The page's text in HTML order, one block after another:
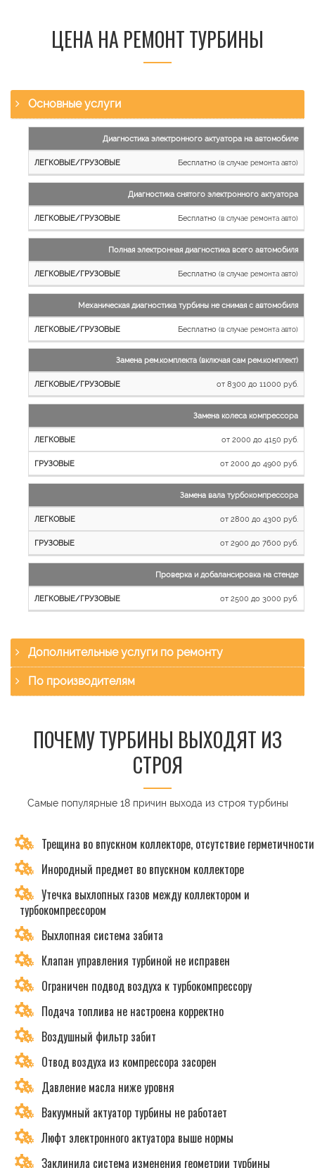
ЦЕНА НА РЕМОНТ ТУРБИНЫ
Основные услуги
работы
Легковые
и
Грузовые
автомобили
Диагностика электронного актуатора на автомобиле
Бесплатно (в случае ремонта авто)
Диагностика снятого электронного актуатора
Бесплатно (в случае ремонта авто)
Полная электронная диагностика всего автомобиля
Бесплатно (в случае ремонта авто)
Механическая диагностика турбины не снимая с автомобиля
Бесплатно (в случае ремонта авто)
Замена рем.комплекта (включая сам рем.комплект)
от 8300 до 11000 руб.
Замена колеса компрессора
от 2000 до 4150 руб.
от 2000 до 4900 руб.
Замена вала турбокомпрессора
от 2800 до 4300 руб.
от 2900 до 7600 руб.
Проверка и добалансировка на стенде
от 2500 до 3000 руб.
Дополнительные услуги по ремонту
По производителям
ПОЧЕМУ ТУРБИНЫ ВЫХОДЯТ ИЗ
СТРОЯ
Самые популярные 18 причин выхода из строя турбины
Трещина во впускном коллекторе, отсутствие герметичности
Инородный предмет во впускном коллекторе
Утечка выхлопных газов между коллектором и
турбокомпрессором
Выхлопная система забита
Клапан управления турбиной не исправен
Ограничен подвод воздуха к турбокомпрессору
Подача топлива не настроена корректно
Воздушный фильтр забит
Отвод воздуха из компрессора засорен
Давление масла ниже уровня
Вакуумный актуатор турбины не работает
Люфт электронного актуатора выше нормы
Заклинила система изменения геометрии турбины